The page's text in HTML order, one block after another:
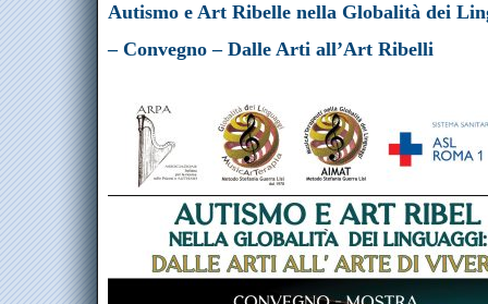
Autismo e Art Ribelle nella Globalità dei
– Convegno – Dalle Arti all’Art Ribelli